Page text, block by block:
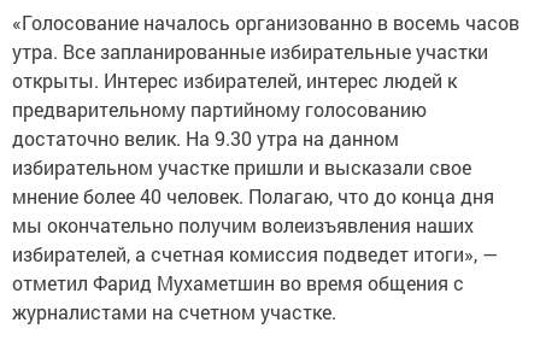
«Голосование началось организованно в восемь часов
утра. Все запланированные избирательные участки
открыты. Интерес избирателей, интерес людей к
предварительному партийному голосованию
достаточно велик. На 9.30 утра на данном
избирательном участке пришли и высказали свое
мнение более 40 человек. Полагаю, что до конца дня
мы окончательно получим волеизъявления наших
избирателей, а счетная комиссия подведет итоги», —
отметил Фарид Мухаметшин во время общения с
журналистами на счетном участке.